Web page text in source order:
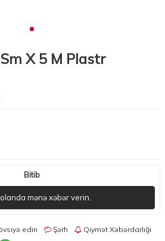
X 5 M Plastr
Bitib
mənə xəbər verin.
edin Şərh Qiymət Xəbərdarlığı